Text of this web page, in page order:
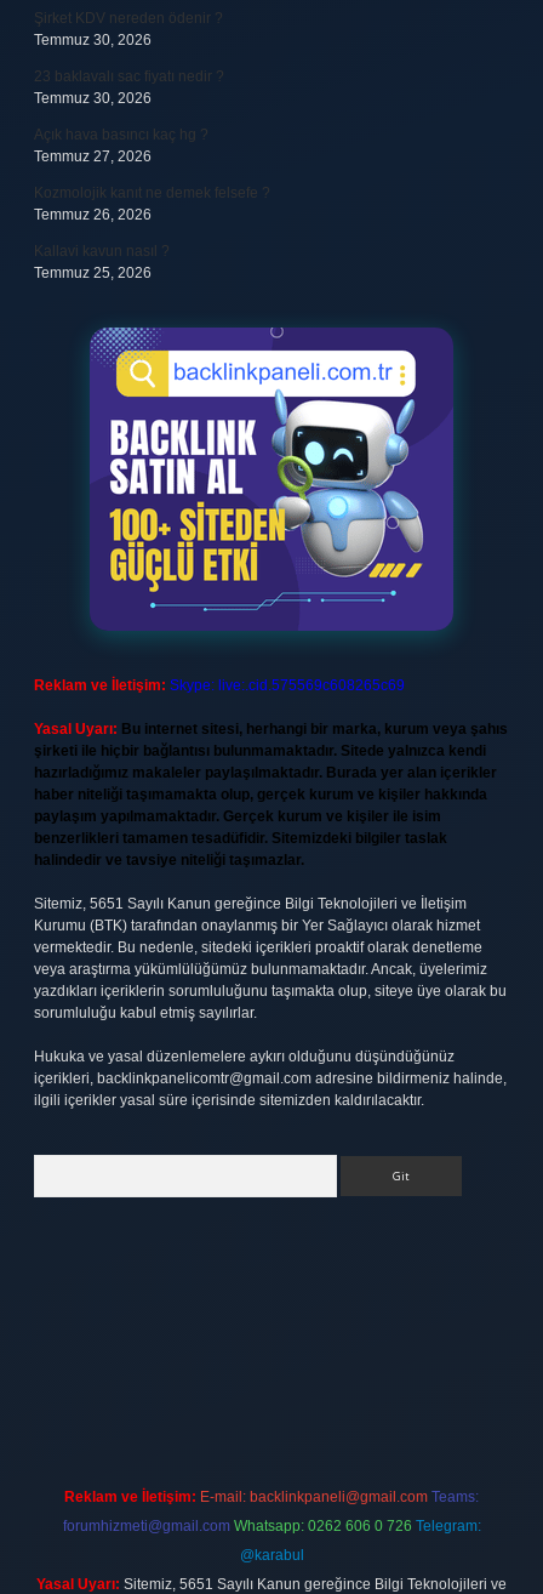
Şirket KDV nereden ödenir ?
Temmuz 30, 2026
23 baklavalı sac fiyatı nedir ?
Temmuz 30, 2026
Açık hava basıncı kaç hg ?
Temmuz 27, 2026
Kozmolojik kanıt ne demek felsefe ?
Temmuz 26, 2026
Kallavi kavun nasıl ?
Temmuz 25, 2026
Reklam ve İletişim: Skype: live:.cid.575569c608265c69
Yasal Uyarı: Bu internet sitesi, herhangi bir marka, kurum veya şahıs
şirketi ile hiçbir bağlantısı bulunmamaktadır. Sitede yalnızca kendi
hazırladığımız makaleler paylaşılmaktadır. Burada yer alan içerikler
haber niteliği taşımamakta olup, gerçek kurum ve kişiler hakkında
paylaşım yapılmamaktadır. Gerçek kurum ve kişiler ile isim
benzerlikleri tamamen tesadüfidir. Sitemizdeki bilgiler taslak
halindedir ve tavsiye niteliği taşımazlar.
Sitemiz, 5651 Sayılı Kanun gereğince Bilgi Teknolojileri ve İletişim
Kurumu (BTK) tarafından onaylanmış bir Yer Sağlayıcı olarak hizmet
vermektedir. Bu nedenle, sitedeki içerikleri proaktif olarak denetleme
veya araştırma yükümlülüğümüz bulunmamaktadır. Ancak, üyelerimiz
yazdıkları içeriklerin sorumluluğunu taşımakta olup, siteye üye olarak bu
sorumluluğu kabul etmiş sayılırlar.
Hukuka ve yasal düzenlemelere aykırı olduğunu düşündüğünüz
içerikleri, backlinkpanelicomtr@gmail.com adresine bildirmeniz halinde,
ilgili içerikler yasal süre içerisinde sitemizden kaldırılacaktır.
Reklam ve İletişim: E-mail: backlinkpaneli@gmail.com Teams:
forumhizmeti@gmail.com Whatsapp: 0262 606 0 726 Telegram:
@karabul
Yasal Uyarı: Sitemiz, 5651 Sayılı Kanun gereğince Bilgi Teknolojileri ve